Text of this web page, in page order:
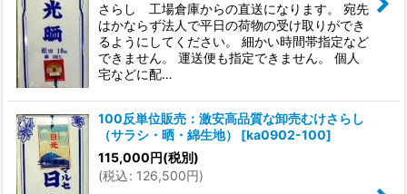
さらし 工場倉庫からの直送になります。 宛先
はかならず法人で平日の荷物の受け取りができ
るようにしてください。 細かい時間帯指定など
できません。 運送便も指定できません。 個人
宅などに配…
100反単位販売：激安高品質な卸売むけさらし
（サラシ・晒・綿生地）
[ka0902-100]
115,000円(税別)
(税込: 126,500円)